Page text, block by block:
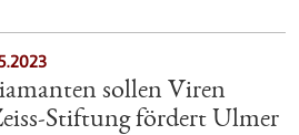
sollen Viren
Stiftung fördert Ulmer